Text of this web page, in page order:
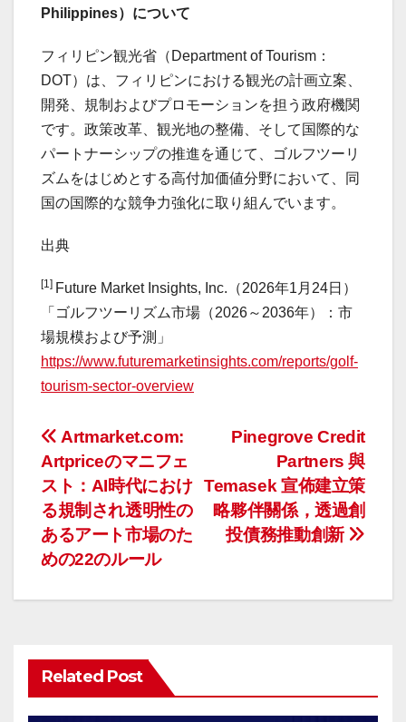
Philippines）について
フィリピン観光省（Department of Tourism：
DOT）は、フィリピンにおける観光の計画立案、
開発、規制およびプロモーションを担う政府機関
です。政策改革、観光地の整備、そして国際的な
パートナーシップの推進を通じて、ゴルフツーリ
ズムをはじめとする高付加価値分野において、同
国の国際的な競争力強化に取り組んでいます。
出典
[1] Future Market Insights, Inc.（2026年1月24日）
「ゴルフツーリズム市場（2026～2036年）：市
場規模および予測」
https://www.futuremarketinsights.com/reports/golf-
tourism-sector-overview
投
稿
ナ
ビ
ゲ
シ
ョ
Pinegrove Credit
Partners 與
Temasek 宣佈建立策
略夥伴關係，透過創
投債務推動創新
Artmarket.com:
Artpriceのマニフェ
スト：AI時代におけ
る規制され透明性の
あるアート市場のた
めの22のルール
Related Post